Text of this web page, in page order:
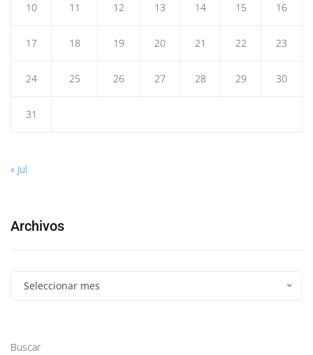
10 11 12 13 14 15 16
17 18 19 20 21 22 23
24 25 26 27 28 29 30
31
« Jul
Archivos
Seleccionar mes
Buscar